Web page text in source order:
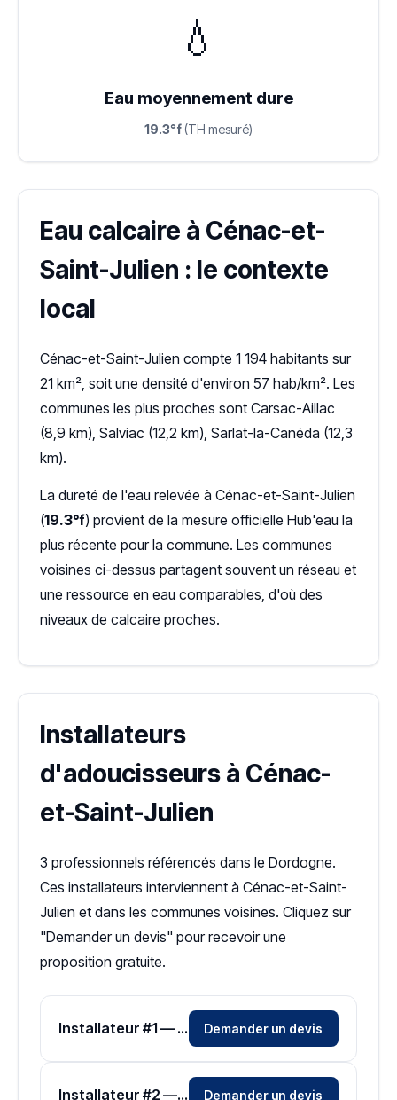
💧
Eau moyennement dure
19.3°f (TH mesuré)
Eau calcaire à Cénac-et-
Saint-Julien : le contexte
local
Cénac-et-Saint-Julien compte 1 194 habitants sur
21 km², soit une densité d'environ 57 hab/km². Les
communes les plus proches sont Carsac-Aillac
(8,9 km), Salviac (12,2 km), Sarlat-la-Canéda (12,3
km).
La dureté de l'eau relevée à Cénac-et-Saint-Julien
(19.3°f) provient de la mesure officielle Hub'eau la
plus récente pour la commune. Les communes
voisines ci-dessus partagent souvent un réseau et
une ressource en eau comparables, d'où des
niveaux de calcaire proches.
Installateurs
d'adoucisseurs à Cénac-
et-Saint-Julien
3 professionnels référencés dans le Dordogne.
Ces installateurs interviennent à Cénac-et-Saint-
Julien et dans les communes voisines. Cliquez sur
"Demander un devis" pour recevoir une
proposition gratuite.
Installateur #1 — Zone Dordogne Demander un devis
Installateur #2 — Zone Dordogne Demander un devis